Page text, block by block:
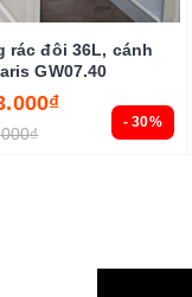
- 30%
rác đôi 36L, cánh
GW07.40